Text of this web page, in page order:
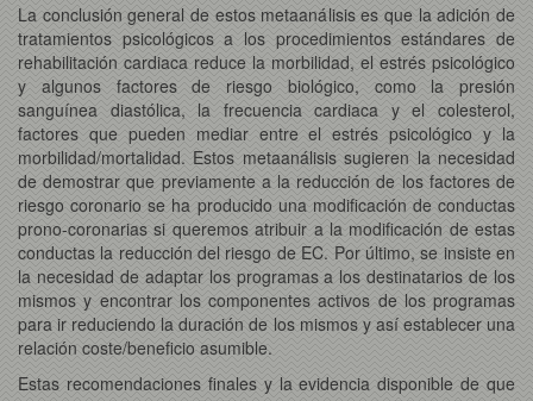
La conclusión general de estos metaanálisis es que la adición de
tratamientos psicológicos a los procedimientos estándares de
rehabilitación cardiaca reduce la morbilidad, el estrés psicológico
y algunos factores de riesgo biológico, como la presión
sanguínea diastólica, la frecuencia cardiaca y el colesterol,
factores que pueden mediar entre el estrés psicológico y la
morbilidad/mortalidad. Estos metaanálisis sugieren la necesidad
de demostrar que previamente a la reducción de los factores de
riesgo coronario se ha producido una modificación de conductas
prono-coronarias si queremos atribuir a la modificación de estas
conductas la reducción del riesgo de EC. Por último, se insiste en
la necesidad de adaptar los programas a los destinatarios de los
mismos y encontrar los componentes activos de los programas
para ir reduciendo la duración de los mismos y así establecer una
relación coste/beneficio asumible.
Estas recomendaciones finales y la evidencia disponible de que